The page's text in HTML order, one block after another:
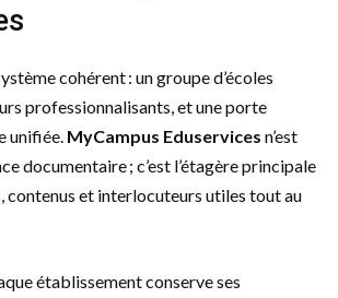
cohérent : un groupe d’écoles
professionnalisants, et une porte
unifiée. MyCampus Eduservices n’est
documentaire ; c’est l’étagère principale
contenus et interlocuteurs utiles tout au
établissement conserve ses